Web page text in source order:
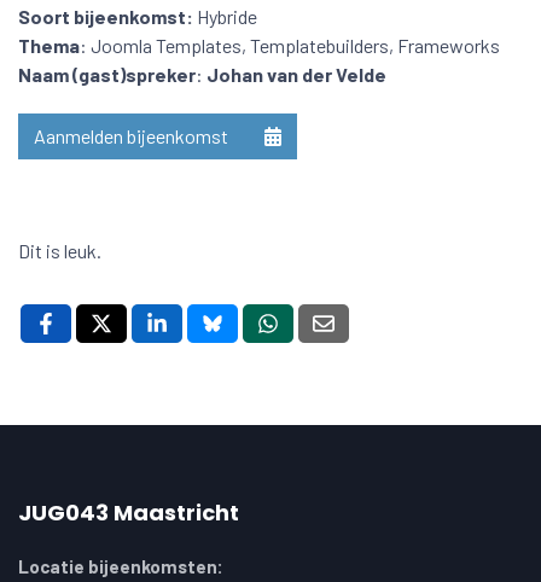
Soort bijeenkomst: Hybride
Thema: Joomla Templates, Templatebuilders, Frameworks
Naam (gast)spreker: Johan van der Velde
Aanmelden bijeenkomst
Dit is leuk.
JUG043 Maastricht
Locatie bijeenkomsten: